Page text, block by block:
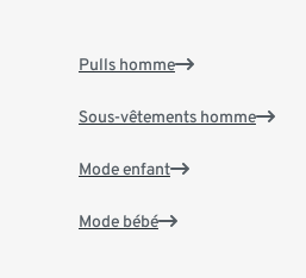
Pulls homme
Sous-vêtements homme
Mode enfant
Mode bébé